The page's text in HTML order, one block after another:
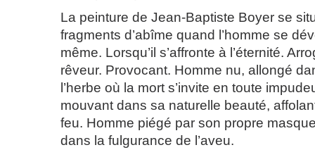
La peinture de Jean-Baptiste Boyer se
fragments d’abîme quand l’homme se
même. Lorsqu’il s’affronte à l’éternité.
rêveur. Provocant. Homme nu, allongé
l’herbe où la mort s’invite en toute
mouvant dans sa naturelle beauté,
feu. Homme piégé par son propre
dans la fulgurance de l’aveu.